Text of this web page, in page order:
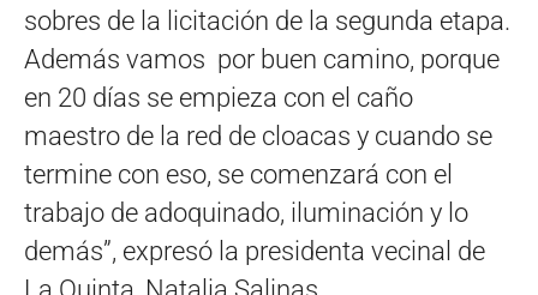
sobres de la licitación de la segunda etapa.
Además vamos por buen camino, porque
en 20 días se empieza con el caño
maestro de la red de cloacas y cuando se
termine con eso, se comenzará con el
trabajo de adoquinado, iluminación y lo
demás”, expresó la presidenta vecinal de